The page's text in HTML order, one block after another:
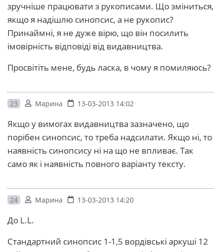
зручніше працювати з рукописами. Що зміниться,
якщо я надішлю синопсис, а не рукопис?
Принаймні, я не дуже вірю, що він посилить
імовірність відповіді від видавництва.
Просвітіть мене, будь ласка, в чому я помиляюсь?
23 Марина 13-03-2013 14:02
Якщо у вимогах видавництва зазначено, що
порібен синопсис, то треба надсилати. Якщо ні, то
наявність синопсису ні на що не впливає. Так
само як і наявність повного варіанту тексту.
24 Марина 13-03-2013 14:20
До L.L.
Стандартний синопсис 1-1,5 вордівські аркуші 12